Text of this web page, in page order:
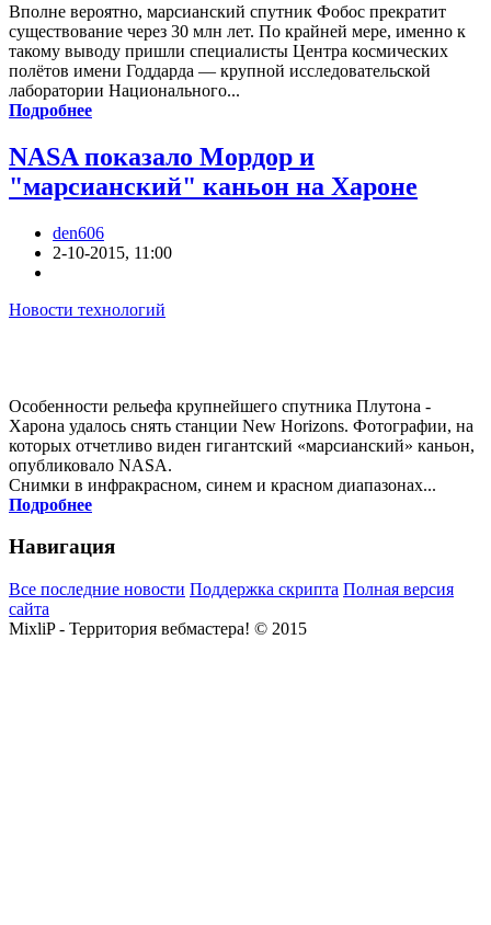
Вполне вероятно, марсианский спутник Фобос прекратит
существование через 30 млн лет. По крайней мере, именно к
такому выводу пришли специалисты Центра космических
полётов имени Годдарда — крупной исследовательской
лаборатории Национального...
Подробнее
NASA показало Мордор и
"марсианский" каньон на Хароне
den606
2-10-2015, 11:00
Новости технологий
Особенности рельефа крупнейшего спутника Плутона -
Харона удалось снять станции New Horizons. Фотографии, на
которых отчетливо виден гигантский «марсианский» каньон,
опубликовало NASA.
Снимки в инфракрасном, синем и красном диапазонах...
Подробнее
Навигация
Все последние новости Поддержка скрипта Полная версия
сайта
MixliP - Территория вебмастера! © 2015